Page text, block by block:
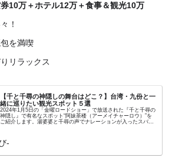
10万＋ホテル12万＋食事＆観光10万
！
を満喫
リラックス
【千と千尋の神隠しの舞台はどこ？】台湾・九份と一
緒に巡りたい観光スポット５選
2024年1月5日の「金曜ロードショー」で放送された『千と千尋の
神隠し』で有名なスポット“阿妹茶楼（アーメイチャーロウ）”を
ご紹介します。湯婆婆と千尋の声でナレーションが入ったスバル
‐